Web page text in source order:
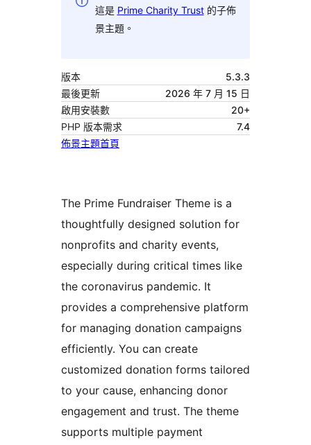
這是 Prime Charity Trust的子佈
景主題。
版本
5.3.3
最後更新
2026 年 7 月 15 日
啟用安裝數
20+
PHP 版本需求
7.4
佈景主題首頁
The Prime Fundraiser Theme is a
thoughtfully designed solution for
nonprofits and charity events,
especially during critical times like
the coronavirus pandemic. It
provides a comprehensive platform
for managing donation campaigns
efficiently. You can create
customized donation forms tailored
to your cause, enhancing donor
engagement and trust. The theme
supports multiple payment